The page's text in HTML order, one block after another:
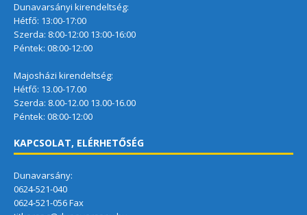
Dunavarsányi kirendeltség:
Hétfő: 13:00-17:00
Szerda: 8:00-12:00 13:00-16:00
Péntek: 08:00-12:00
Majosházi kirendeltség:
Hétfő: 13.00-17.00
Szerda: 8.00-12.00 13.00-16.00
Péntek: 08:00-12:00
KAPCSOLAT, ELÉRHETŐSÉG
Dunavarsány:
0624-521-040
0624-521-056 Fax